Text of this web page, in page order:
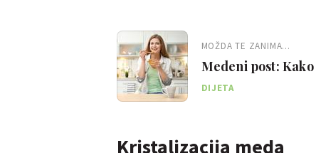
MOŽDA TE ZANIMA...
Medeni post:
DIJETA
Kristalizacija meda